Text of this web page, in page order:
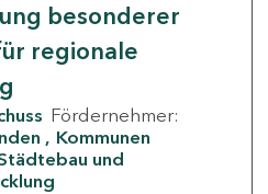
besonderer
regionale
Fördernehmer:
Kommunen
und